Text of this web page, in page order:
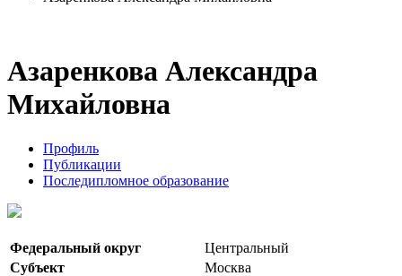
Азаренкова Александра
Михайловна
Профиль
Публикации
Последипломное образование
Федеральный округ
Центральный
Субъект
Москва